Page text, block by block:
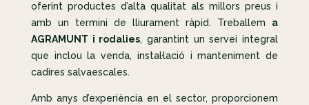
oferint productes d’alta qualitat als millors preus i
amb un termini de lliurament ràpid. Treballem a
AGRAMUNT i rodalies, garantint un servei integral
que inclou la venda, instal·lació i manteniment de
cadires salvaescales.
Amb anys d’experiència en el sector, proporcionem